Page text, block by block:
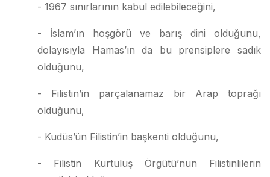
- 1967 sınırlarının kabul edilebileceğini,
- İslam’ın hoşgörü ve barış dini olduğunu,
dolayısıyla Hamas’ın da bu prensiplere sadık
olduğunu,
- Filistin’in parçalanamaz bir Arap toprağı
olduğunu,
- Kudüs’ün Filistin’in başkenti olduğunu,
- Filistin Kurtuluş Örgütü’nün Filistinlilerin